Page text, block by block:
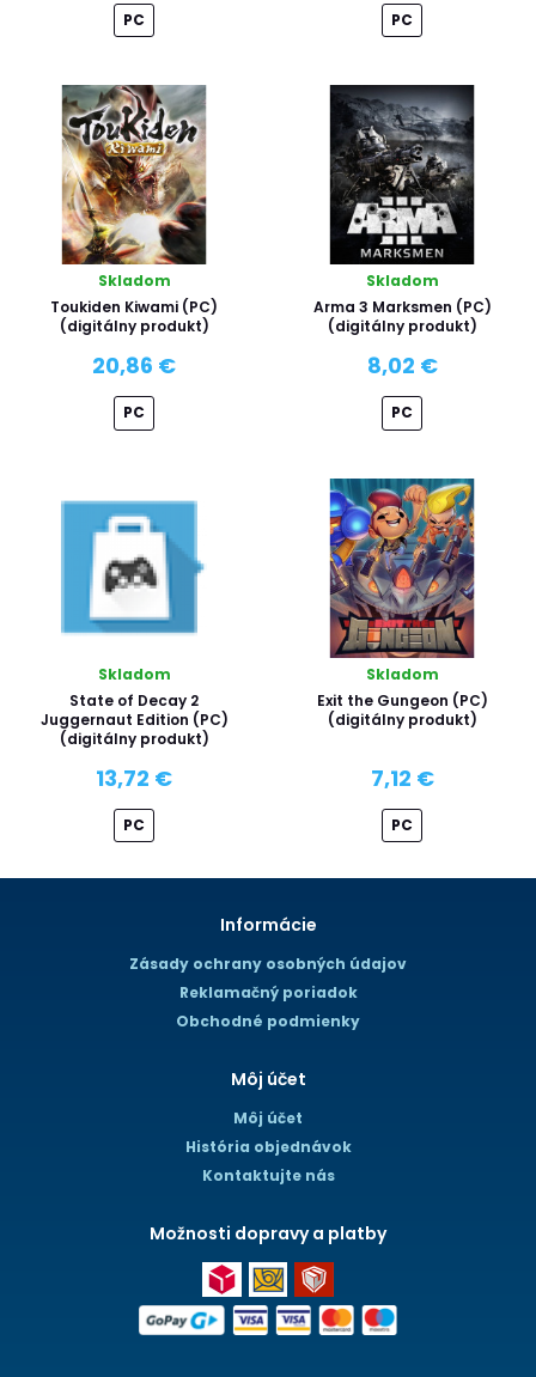
PC PC
Skladom
Toukiden Kiwami (PC)
(digitálny produkt)
20,86 €
PC
Skladom
Arma 3 Marksmen (PC)
(digitálny produkt)
8,02 €
PC
Skladom
State of Decay 2
Juggernaut Edition (PC)
(digitálny produkt)
13,72 €
PC
Skladom
Exit the Gungeon (PC)
(digitálny produkt)
7,12 €
PC
Informácie
Zásady ochrany osobných údajov
Reklamačný poriadok
Obchodné podmienky
Môj účet
Môj účet
História objednávok
Kontaktujte nás
Možnosti dopravy a platby